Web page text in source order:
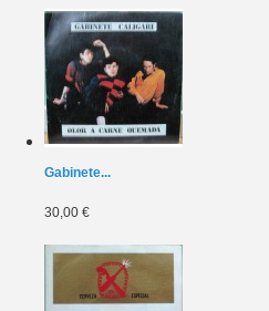
Gabinete...
30,00 €